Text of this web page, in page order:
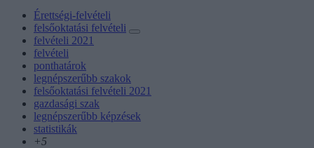
Érettségi-felvételi
felsőoktatási felvételi
felvételi 2021
felvételi
ponthatárok
legnépszerűbb szakok
felsőoktatási felvételi 2021
gazdasági szak
legnépszerűbb képzések
statistikák
+5